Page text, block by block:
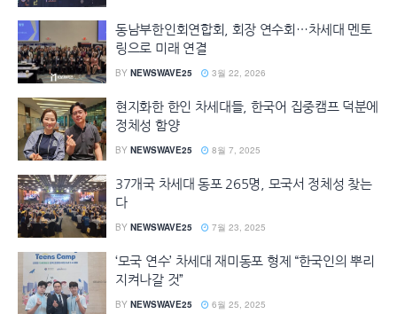
동남부한인회연합회, 회장 연수회…차세대 멘토
링으로 미래 연결
BY NEWSWAVE25 3월 22, 2026
현지화한 한인 차세대들, 한국어 집중캠프 덕분에
정체성 함양
BY NEWSWAVE25 8월 7, 2025
37개국 차세대 동포 265명, 모국서 정체성 찾는
다
BY NEWSWAVE25 7월 23, 2025
‘모국 연수’ 차세대 재미동포 형제 “한국인의 뿌리
지켜나갈 것”
BY NEWSWAVE25 6월 25, 2025